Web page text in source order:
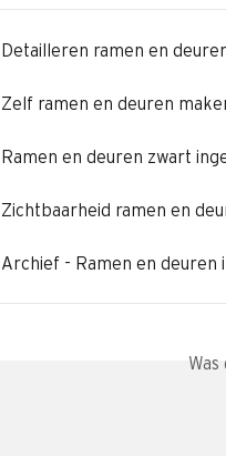
Detailleren ramen en
Zelf ramen en deuren
Ramen en deuren zwart
Zichtbaarheid ramen en
Archief - Ramen en deuren